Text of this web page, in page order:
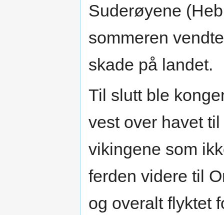
Suderøyene
sommeren
skade på landet.
Til slutt ble
vest over havet
vikingene som
ferden videre til
og overalt flyktet